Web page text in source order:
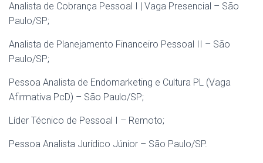
Analista de Cobrança Pessoal I | Vaga Presencial – São
Paulo/SP;
Analista de Planejamento Financeiro Pessoal II – São
Paulo/SP;
Pessoa Analista de Endomarketing e Cultura PL (Vaga
Afirmativa PcD) – São Paulo/SP;
Líder Técnico de Pessoal I – Remoto;
Pessoa Analista Jurídico Júnior – São Paulo/SP.